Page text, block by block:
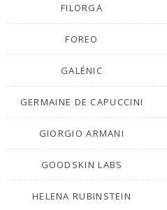
FILORGA
FOREO
GALÉNIC
GERMAINE DE CAPUCCINI
GIORGIO ARMANI
GOODSKIN LABS
HELENA RUBINSTEIN